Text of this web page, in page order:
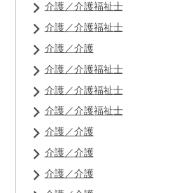
介護／介護福祉士
介護／介護福祉士
介護／介護
介護／介護福祉士
介護／介護福祉士
介護／介護福祉士
介護／介護
介護／介護
介護／介護